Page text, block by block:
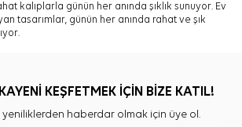
kalıplarla günün her anında şıklık sunuyor. Ev
tasarımlar, günün her anında rahat ve şık
KEŞFETMEK İÇİN BİZE KATIL!
haberdar olmak için üye ol.